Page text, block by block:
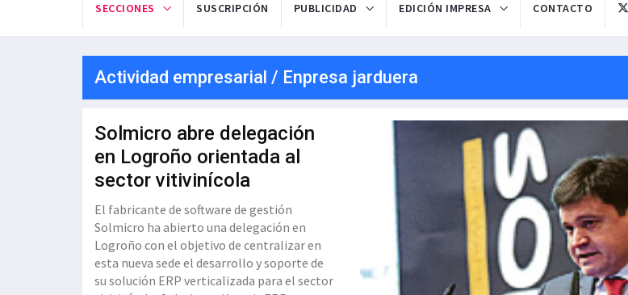
SECCIONES SUSCRIPCIÓN PUBLICIDAD EDICIÓN IMPRESA CONTACTO
Actividad empresarial / Enpresa jarduera
Solmicro abre delegación
en Logroño orientada al
sector vitivinícola
El fabricante de software de gestión
Solmicro ha abierto una delegación en
Logroño con el objetivo de centralizar en
esta nueva sede el desarrollo y soporte de
su solución ERP verticalizada para el sector